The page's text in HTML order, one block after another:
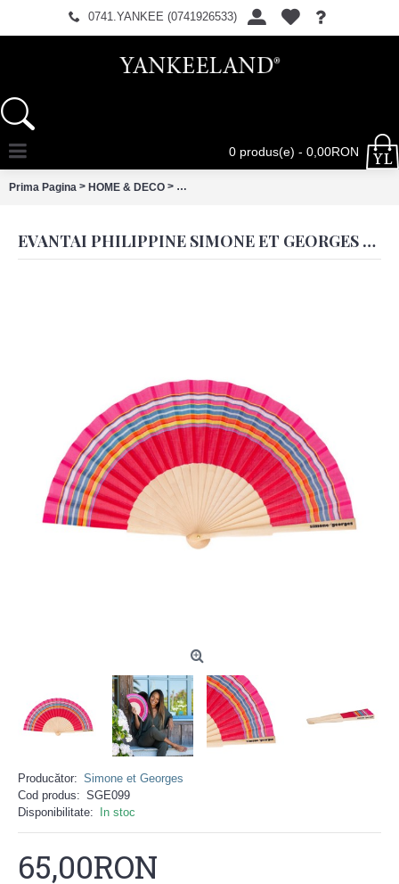
0741.YANKEE (0741926533)
0 produs(e) - 0,00RON
Prima Pagina > HOME & DECO > Evantai Philippine Simone et Georges
EVANTAI PHILIPPINE SIMONE ET GEORGES BUMBAC SI LEMN 23X3CM
Producător: Simone et Georges
Cod produs: SGE099
Disponibilitate:
In stoc
65,00RON